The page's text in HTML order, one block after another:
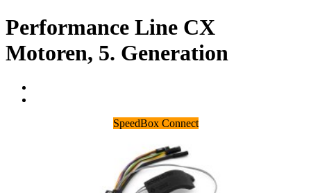
Performance Line CX
Motoren, 5. Generation
SpeedBox Connect